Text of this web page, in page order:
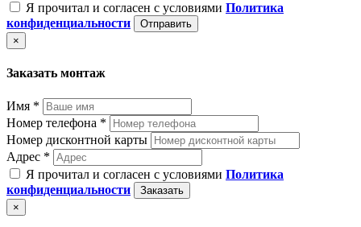
Я прочитал и согласен с условиями Политика
конфиденциальности
Отправить
×
Заказать монтаж
Имя *
Номер телефона *
Номер дисконтной карты
Адрес *
Я прочитал и согласен с условиями Политика
конфиденциальности
Заказать
×